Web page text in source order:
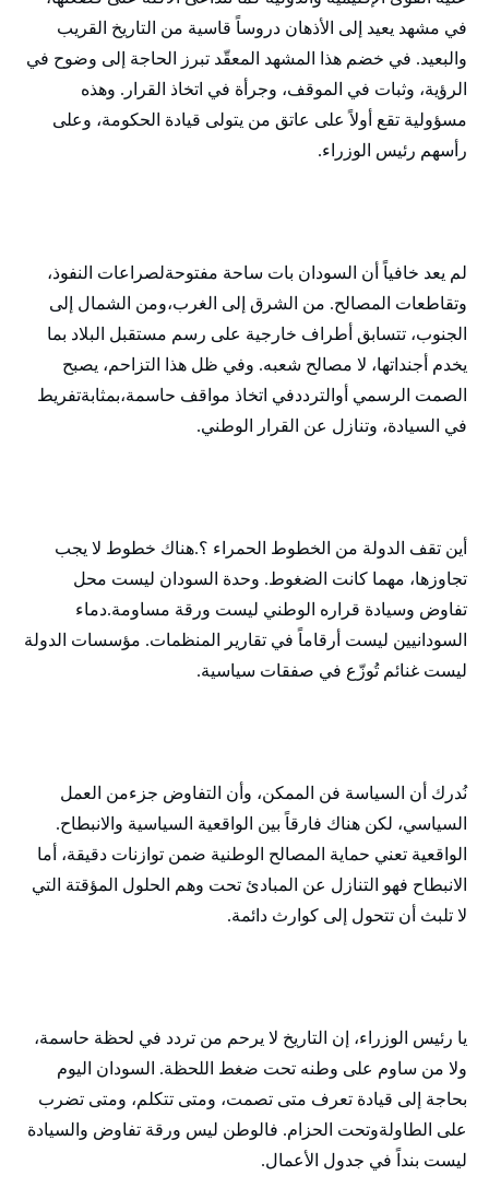
في مشهد يعيد إلى الأذهان دروساً قاسية من التاريخ القريب
والبعيد. في خضم هذا المشهد المعقّد تبرز الحاجة إلى وضوح في
الرؤية، وثبات في الموقف، وجرأة في اتخاذ القرار. وهذه
مسؤولية تقع أولاً على عاتق من يتولى قيادة الحكومة، وعلى
رأسهم رئيس الوزراء.
لم يعد خافياً أن السودان بات ساحة مفتوحةلصراعات النفوذ،
وتقاطعات المصالح. من الشرق إلى الغرب،ومن الشمال إلى
الجنوب، تتسابق أطراف خارجية على رسم مستقبل البلاد بما
يخدم أجنداتها، لا مصالح شعبه. وفي ظل هذا التزاحم، يصبح
الصمت الرسمي أوالترددفي اتخاذ مواقف حاسمة،بمثابةتفريط
في السيادة، وتنازل عن القرار الوطني.
أين تقف الدولة من الخطوط الحمراء ؟.هناك خطوط لا يجب
تجاوزها، مهما كانت الضغوط. وحدة السودان ليست محل
تفاوض وسيادة قراره الوطني ليست ورقة مساومة.دماء
السودانيين ليست أرقاماً في تقارير المنظمات. مؤسسات الدولة
ليست غنائم تُوزّع في صفقات سياسية.
نُدرك أن السياسة فن الممكن، وأن التفاوض جزءمن العمل
السياسي، لكن هناك فارقاً بين الواقعية السياسية والانبطاح.
الواقعية تعني حماية المصالح الوطنية ضمن توازنات دقيقة، أما
الانبطاح فهو التنازل عن المبادئ تحت وهم الحلول المؤقتة التي
لا تلبث أن تتحول إلى كوارث دائمة.
يا رئيس الوزراء، إن التاريخ لا يرحم من تردد في لحظة حاسمة،
ولا من ساوم على وطنه تحت ضغط اللحظة. السودان اليوم
بحاجة إلى قيادة تعرف متى تصمت، ومتى تتكلم، ومتى تضرب
على الطاولةوتحت الحزام. فالوطن ليس ورقة تفاوض والسيادة
ليست بنداً في جدول الأعمال.